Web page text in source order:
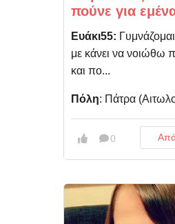
πούνε για
Ευάκι55:
με κάνει να νοιώθω
και πο...
Πόλη: Πάτρα
0